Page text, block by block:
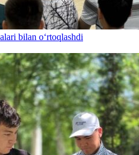
bilan o‘rtoqlashdi